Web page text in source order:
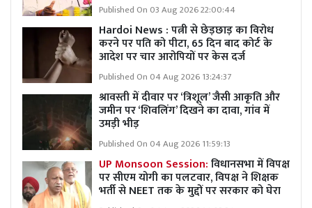
Published On 03 Aug 2026 22:00:44
Hardoi News : पत्नी से छेड़छाड़ का विरोध
करने पर पति को पीटा, 65 दिन बाद कोर्ट के
आदेश पर चार आरोपियों पर केस दर्ज
Published On 04 Aug 2026 13:24:37
श्रावस्ती में दीवार पर ‘त्रिशूल’ जैसी आकृति और
जमीन पर ‘शिवलिंग’ दिखने का दावा, गांव में
उमड़ी भीड़
Published On 04 Aug 2026 11:59:13
UP Monsoon Session:विधानसभा में विपक्ष
पर सीएम योगी का पलटवार, विपक्ष ने शिक्षक
भर्ती से NEET तक के मुद्दों पर सरकार को घेरा